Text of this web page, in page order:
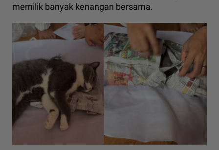
memilik banyak kenangan bersama.